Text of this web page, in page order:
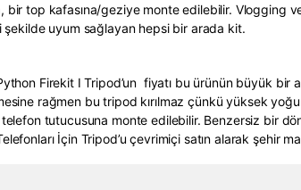
bir top kafasına/geziye monte edilebilir. Vlogging
şekilde uyum sağlayan hepsi bir arada kit.
Firekit I Tripod’un fiyatı bu ürünün büyük bir
rağmen bu tripod kırılmaz çünkü yüksek
tutucusuna monte edilebilir. Benzersiz bir
İçin Tripod’u çevrimiçi satın alarak şehir